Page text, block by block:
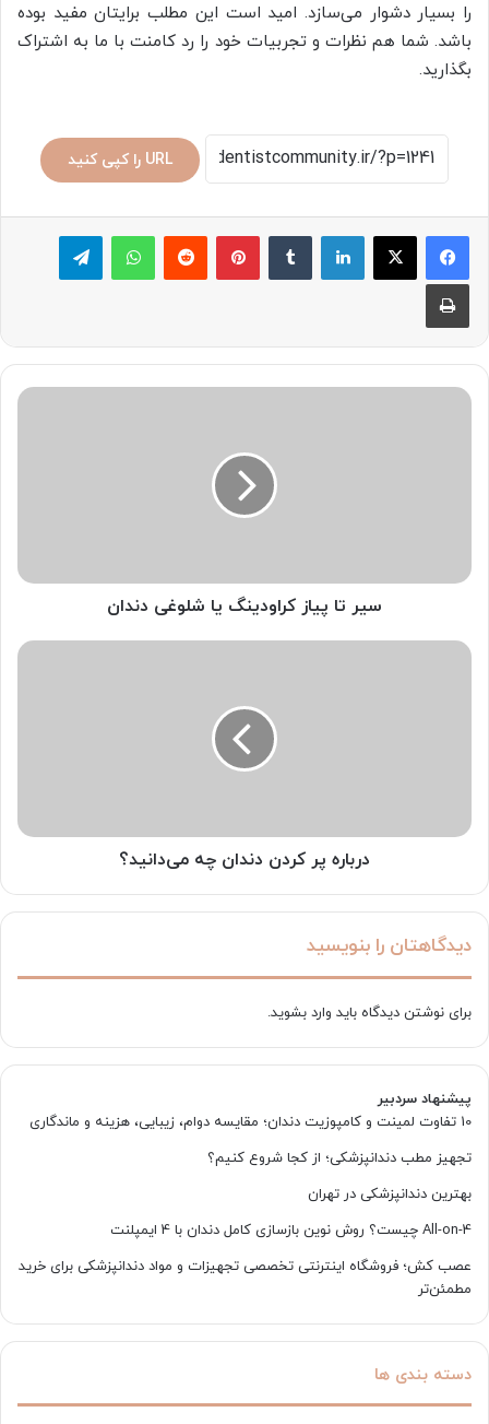
را بسیار دشوار می‌سازد. امید است این مطلب برایتان مفید بوده
باشد. شما هم نظرات و تجربیات خود را رد کامنت با ما به اشتراک
بگذارید.
URL را کپی کنید
لینکدین ‫تامبلر پینترست‫رددیت واتس آپ تلگرام
چاپ
سیر
سیر تا پیاز کراودینگ یا شلوغی دندان
درباره
درباره پر کردن دندان چه می‌دانید؟
دیدگاهتان را بنویسید
برای نوشتن دیدگاه باید وارد بشوید.
پیشنهاد سردبیر
10 تفاوت لمینت و کامپوزیت دندان؛ مقایسه دوام، زیبایی، هزینه و ماندگاری
تجهیز مطب دندانپزشکی؛ از کجا شروع کنیم؟
بهترین دندانپزشکی در تهران
All-on-4 چیست؟ روش نوین بازسازی کامل دندان با 4 ایمپلنت
عصب کش؛ فروشگاه اینترنتی تخصصی تجهیزات و مواد دندانپزشکی برای خرید
مطمئن‌تر
دسته بندی ها